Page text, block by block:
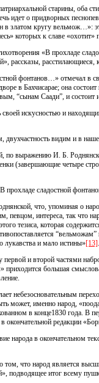
старины, оба
идет о придворных
златом кругу вельмож…»:
которых к славе «охотит»
«В прохладе
рассказы, расстилающиеся,
фонтанов…» отмечал
в Бахчисарае; она
“сынам Саади”, и состоит
искусностью и
видим и в
по выражению И. Б.
(завершающие четыре
прохладе сладостной
что, упоминая о
певцом, интереса, так что
тезиса, которая
лукавства и мало истины»[13]
и второй частями
большая смысловая
небезосновательным
может, именно народ,
в конце1830 года. В
окончательной редакции
в окончательном
что народ является
подводящее итог всему